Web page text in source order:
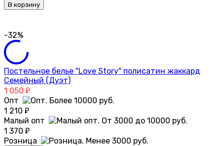
В корзину
-32%
Постельное белье "Love Story" полисатин жаккард
Семейный (Дуэт)
1 050 ₽
Опт
1 210 ₽
Малый опт
1 370 ₽
Розница